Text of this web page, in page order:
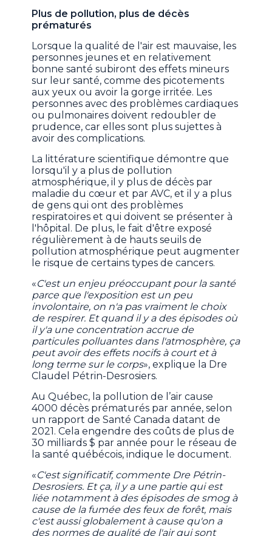
Plus de pollution, plus de décès
prématurés
Lorsque la qualité de l'air est mauvaise, les
personnes jeunes et en relativement
bonne santé subiront des effets mineurs
sur leur santé, comme des picotements
aux yeux ou avoir la gorge irritée. Les
personnes avec des problèmes cardiaques
ou pulmonaires doivent redoubler de
prudence, car elles sont plus sujettes à
avoir des complications.
La littérature scientifique démontre que
lorsqu'il y a plus de pollution
atmosphérique, il y plus de décès par
maladie du cœur et par AVC, et il y a plus
de gens qui ont des problèmes
respiratoires et qui doivent se présenter à
l'hôpital. De plus, le fait d'être exposé
régulièrement à de hauts seuils de
pollution atmosphérique peut augmenter
le risque de certains types de cancers.
«C'est un enjeu préoccupant pour la santé
parce que l'exposition est un peu
involontaire, on n'a pas vraiment le choix
de respirer. Et quand il y a des épisodes où
il y'a une concentration accrue de
particules polluantes dans l'atmosphère, ça
peut avoir des effets nocifs à court et à
long terme sur le corps», explique la Dre
Claudel Pétrin-Desrosiers.
Au Québec, la pollution de l’air cause
4000 décès prématurés par année, selon
un rapport de Santé Canada datant de
2021. Cela engendre des coûts de plus de
30 milliards $ par année pour le réseau de
la santé québécois, indique le document.
«C'est significatif, commente Dre Pétrin-
Desrosiers. Et ça, il y a une partie qui est
liée notamment à des épisodes de smog à
cause de la fumée des feux de forêt, mais
c'est aussi globalement à cause qu'on a
des normes de qualité de l'air qui sont